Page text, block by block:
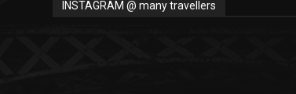
INSTAGRAM @ many travellers